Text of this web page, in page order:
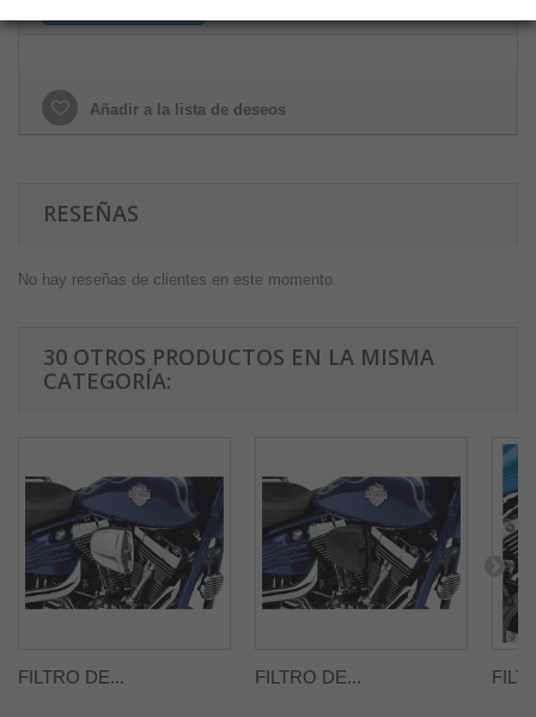
Añadir a la lista de deseos
RESEÑAS
No hay reseñas de clientes en este momento.
30 OTROS PRODUCTOS EN LA MISMA
CATEGORÍA:
FILTRO DE... FILTRO DE...